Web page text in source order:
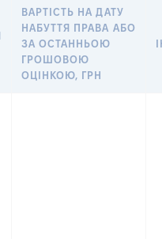
ВАРТІСТЬ НА ДАТУ
НАБУТТЯ ПРАВА АБО
ЗА ОСТАННЬОЮ
ГРОШОВОЮ
ОЦІНКОЮ, ГРН